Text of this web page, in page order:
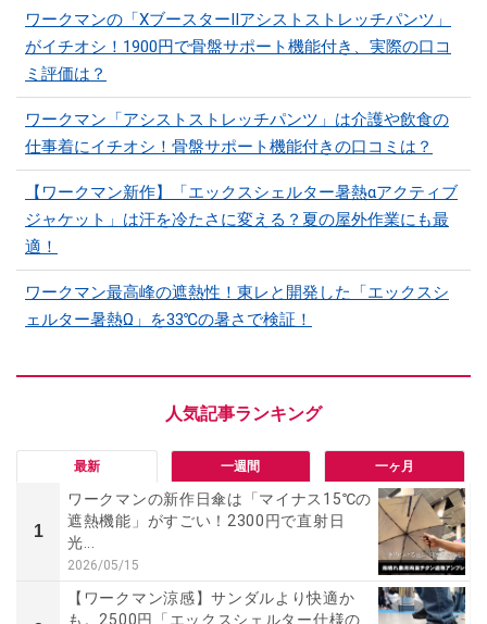
ワークマンの「XブースターⅡアシストストレッチパンツ」
がイチオシ！1900円で骨盤サポート機能付き、実際の口コ
ミ評価は？
ワークマン「アシストストレッチパンツ」は介護や飲食の
仕事着にイチオシ！骨盤サポート機能付きの口コミは？
【ワークマン新作】「エックスシェルター暑熱αアクティブ
ジャケット」は汗を冷たさに変える？夏の屋外作業にも最
適！
ワークマン最高峰の遮熱性！東レと開発した「エックスシ
ェルター暑熱Ω」を33℃の暑さで検証！
最新 一週間 一ヶ月
1
ワークマンの新作日傘は「マイナス15℃の
遮熱機能」がすごい！2300円で直射日
光...
2026/05/15
【ワークマン涼感】サンダルより快適か
も。2500円「エックスシェルター仕様の